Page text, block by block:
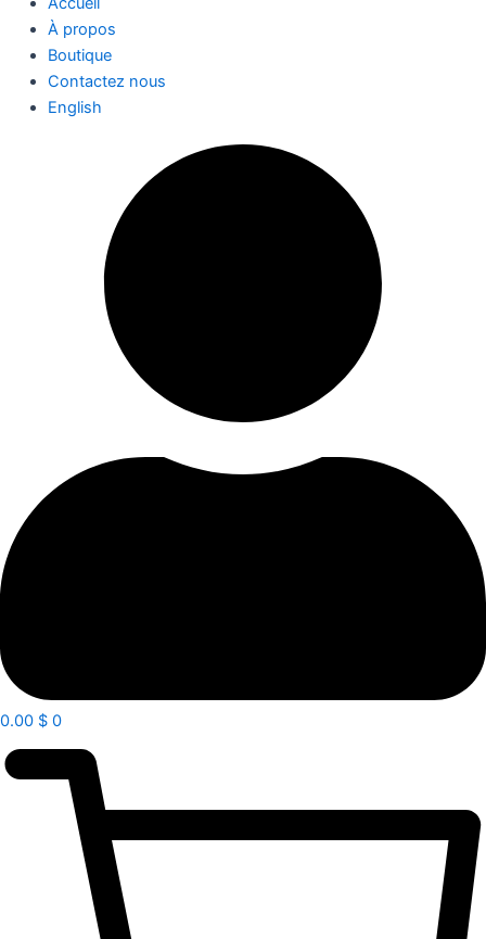
À propos
Boutique
Contactez nous
English
0.00 $ 0